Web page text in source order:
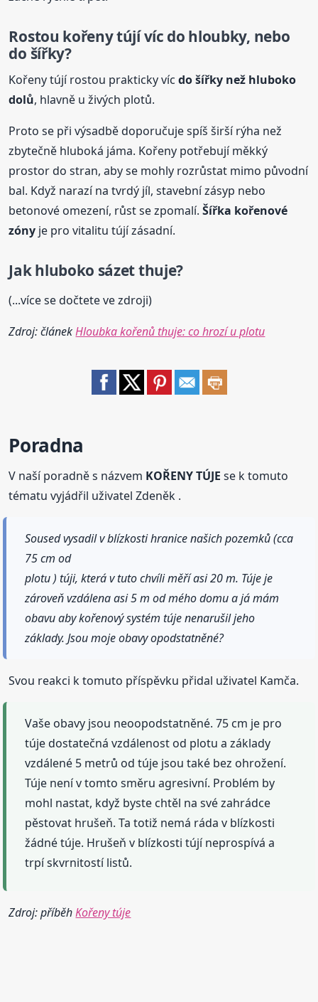
Rostou kořeny tújí víc do hloubky, nebo
do šířky?
Kořeny tújí rostou prakticky vícdo šířky než hluboko
dolů, hlavně u živých plotů.
Proto se při výsadbě doporučuje spíš širší rýha než
zbytečně hluboká jáma. Kořeny potřebují měkký
prostor do stran, aby se mohly rozrůstat mimo původní
bal. Když narazí na tvrdý jíl, stavební zásyp nebo
betonové omezení, růst se zpomalí.Šířka kořenové
zóny je pro vitalitu tújí zásadní.
Jak hluboko sázet thuje?
(...více se dočtete ve zdroji)
Zdroj: článekHloubka kořenů thuje: co hrozí u plotu
Poradna
V naší poradně s názvem KOŘENY TÚJE se k tomuto
tématu vyjádřil uživatel Zdeněk .
Soused vysadil v blízkosti hranice našich pozemků (cca
75 cm od
plotu ) túji, která v tuto chvíli měří asi 20 m. Túje je
zároveň vzdálena asi 5 m od mého domu a já mám
obavu aby kořenový systém túje nenarušil jeho
základy. Jsou moje obavy opodstatněné?
Svou reakci k tomuto příspěvku přidal uživatel Kamča.
Vaše obavy jsou neoopodstatněné. 75 cm je pro
túje dostatečná vzdálenost od plotu a základy
vzdálené 5 metrů od túje jsou také bez ohrožení.
Túje není v tomto směru agresivní. Problém by
mohl nastat, když byste chtěl na své zahrádce
pěstovat hrušeň. Ta totiž nemá ráda v blízkosti
žádné túje. Hrušeň v blízkosti tújí neprospívá a
trpí skvrnitostí listů.
Zdroj: příběhKořeny túje